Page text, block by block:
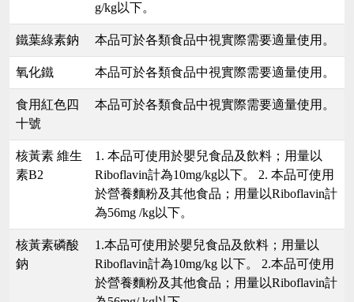
g/kg以下。
鐵葉綠素鈉 本品可於各類食品中視實際需要適量使用。
氧化鐵 本品可於各類食品中視實際需要適量使用。
食用紅色四
十號
本品可於各類食品中視實際需要適量使用。
核黃素 維生
素B2
1. 本品可使用於嬰兒食品及飲料；用量以
Riboflavin計為10mg/kg以下。 2. 本品可使用
於營養麵粉及其他食品；用量以Riboflavin計
為56mg /kg以下。
核黃素磷酸
鈉
1.本品可使用於嬰兒食品及飲料；用量以
Riboflavin計為10mg/kg 以下。 2.本品可使用
於營養麵粉及其他食品；用量以Riboflavin計